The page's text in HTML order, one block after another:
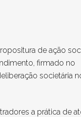
de ação
firmado no
societária
a prática de